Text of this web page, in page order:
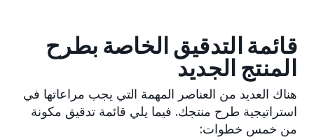
قائمة التدقيق الخاصة بطرح
المنتج الجديد
هناك العديد من العناصر المهمة التي يجب مراعاتها في
استراتيجية طرح منتجك. فيما يلي قائمة تدقيق مكونة
من خمس خطوات: